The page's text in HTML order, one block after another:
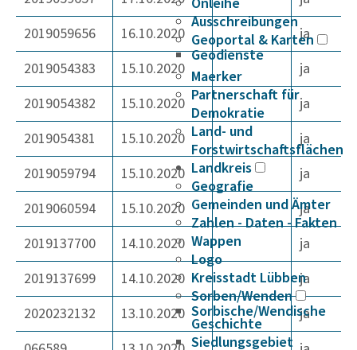
Ausschreibungen
Geoportal & Karten
Geodienste
Maerker
Partnerschaft für
Demokratie
Land- und
Forstwirtschaftsflächen
Landkreis
Geografie
Gemeinden und Ämter
Zahlen - Daten - Fakten
Wappen
Logo
Kreisstadt Lübben
Sorben/Wenden
Sorbische/Wendische
Geschichte
Siedlungsgebiet
2019059656
16.10.2020
ja
2019054383
15.10.2020
ja
2019054382
15.10.2020
ja
2019054381
15.10.2020
ja
2019059794
15.10.2020
ja
2019060594
15.10.2020
ja
2019137700
14.10.2020
ja
2019137699
14.10.2020
ja
2020232132
13.10.2020
ja